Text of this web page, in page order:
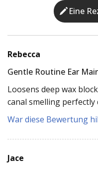
Eine
Rebecca
Gentle Routine Ear
Loosens deep wax
canal smelling perfectly
War diese Bewertung
Jace